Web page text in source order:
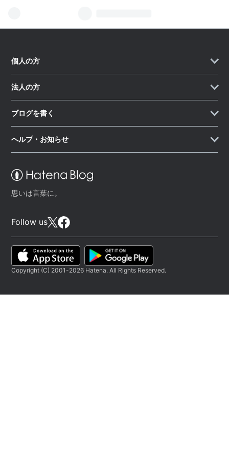
思いは言葉に。
Follow us
個人の方
法人の方
ブログを書く
ヘルプ・お知らせ
Copyright (C) 2001-2026 Hatena. All Rights Reserved.